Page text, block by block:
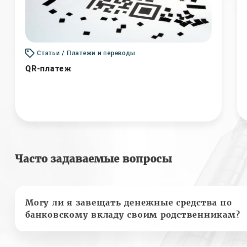
Статьи / Платежи и переводы
QR-платеж
Часто задаваемые вопросы
Могу ли я завещать денежные средства по
банковскому вкладу своим родственникам?